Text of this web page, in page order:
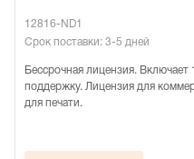
12816-ND1
Срок поставки: 3-5 дней
Бессрочная лицензия.
поддержку. Лицензия для
для печати.